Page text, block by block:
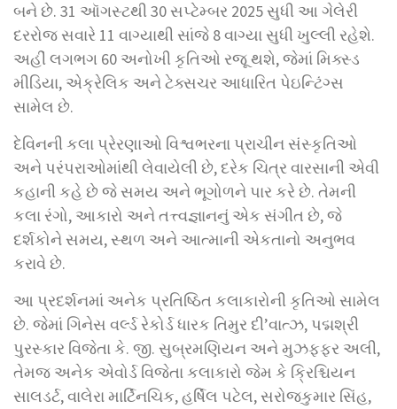
બને છે. 31 ઑગસ્ટથી 30 સપ્ટેમ્બર 2025 સુધી આ ગેલેરી
દરરોજ સવારે 11 વાગ્યાથી સાંજે 8 વાગ્યા સુધી ખુલ્લી રહેશે.
અહીં લગભગ 60 અનોખી કૃતિઓ રજૂ થશે, જેમાં મિક્સ્ડ
મીડિયા, એક્રેલિક અને ટેક્સચર આધારિત પેઇન્ટિંગ્સ
સામેલ છે.
દેવિનની કલા પ્રેરણાઓ વિશ્વભરના પ્રાચીન સંસ્કૃતિઓ
અને પરંપરાઓમાંથી લેવાયેલી છે, દરેક ચિત્ર વારસાની એવી
કહાની કહે છે જે સમય અને ભૂગોળને પાર કરે છે. તેમની
કલા રંગો, આકારો અને તત્ત્વજ્ઞાનનું એક સંગીત છે, જે
દર્શકોને સમય, સ્થળ અને આત્માની એકતાનો અનુભવ
કરાવે છે.
આ પ્રદર્શનમાં અનેક પ્રતિષ્ઠિત કલાકારોની કૃતિઓ સામેલ
છે. જેમાં ગિનેસ વર્લ્ડ રેકોર્ડ ધારક તિમુર દી’વાત્ઝ, પદ્મશ્રી
પુરસ્કાર વિજેતા કે. જી. સુબ્રમણિયન અને મુઝફ્ફર અલી,
તેમજ અનેક એવોર્ડ વિજેતા કલાકારો જેમ કે ક્રિશ્ચિયન
સાલડર્ટ, વાલેરા માર્ટિનચિક, હર્ષિલ પટેલ, સરોજકુમાર સિંહ,